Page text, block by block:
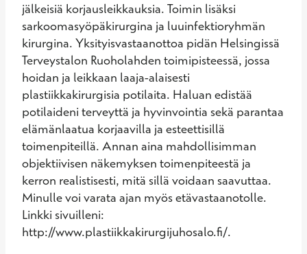
jälkeisiä korjausleikkauksia. Toimin lisäksi
sarkoomasyöpäkirurgina ja luuinfektioryhmän
kirurgina. Yksityisvastaanottoa pidän Helsingissä
Terveystalon Ruoholahden toimipisteessä, jossa
hoidan ja leikkaan laaja-alaisesti
plastiikkakirurgisia potilaita. Haluan edistää
potilaideni terveyttä ja hyvinvointia sekä parantaa
elämänlaatua korjaavilla ja esteettisillä
toimenpiteillä. Annan aina mahdollisimman
objektiivisen näkemyksen toimenpiteestä ja
kerron realistisesti, mitä sillä voidaan saavuttaa.
Minulle voi varata ajan myös etävastaanotolle.
Linkki sivuilleni:
http://www.plastiikkakirurgijuhosalo.fi/.